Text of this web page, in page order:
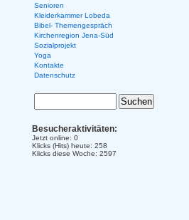
Senioren
Kleiderkammer Lobeda
Bibel- Themengespräch
Kirchenregion Jena-Süd
Sozialprojekt
Yoga
Kontakte
Datenschutz
Besucheraktivitäten:
Jetzt online: 0
Klicks (Hits) heute: 258
Klicks diese Woche: 2597